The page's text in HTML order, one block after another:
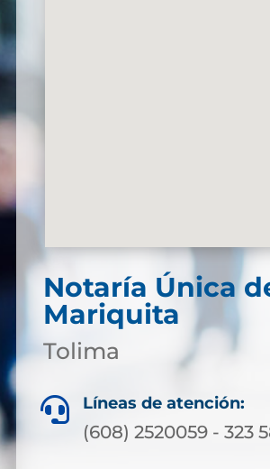
Notaría Única
Mariquita
Tolima
 Líneas de atención:
(608) 2520059 - 323